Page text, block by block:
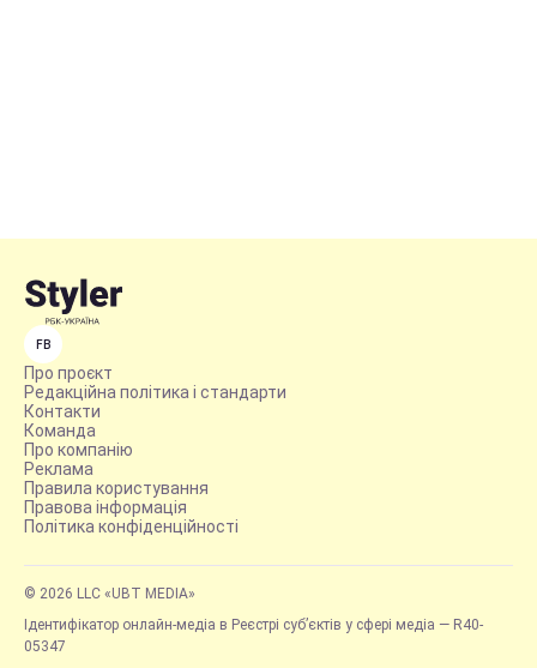
FB
Про проєкт
Редакційна політика і стандарти
Контакти
Команда
Про компанію
Реклама
Правила користування
Правова інформація
Політика конфіденційності
© 2026 LLC «UBT MEDIA»
Ідентифікатор онлайн-медіа в Реєстрі суб’єктів у сфері медіа — R40-
05347